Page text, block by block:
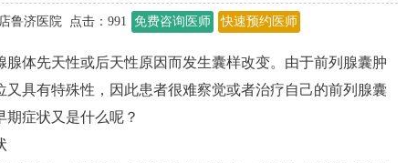
鲁济医院 点击： 991 免费咨询医师 快速预约医师
体先天性或后天性原因而发生囊样改变。由于前列腺囊肿
又具有特殊性，因此患者很难察觉或者治疗自己的前列腺囊
期症状又是什么呢？